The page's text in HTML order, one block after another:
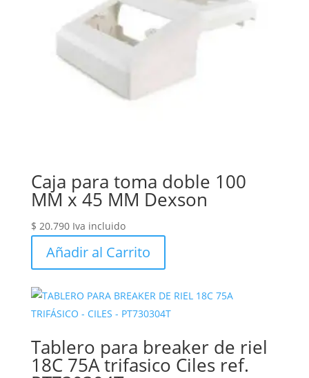
Caja para toma doble 100
MM x 45 MM Dexson
$ 20.790 Iva incluido
Añadir al Carrito
Tablero para breaker de riel
18C 75A trifasico Ciles ref.